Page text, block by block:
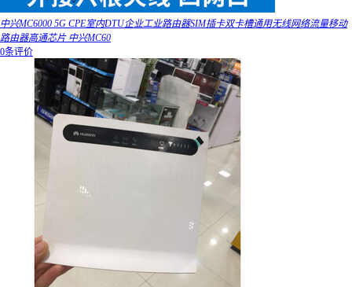
中兴MC6000 5G CPE室内DTU企业工业路由器SIM插卡双卡槽通用无线网络流量移动
路由器高通芯片 中兴MC60
0条评价